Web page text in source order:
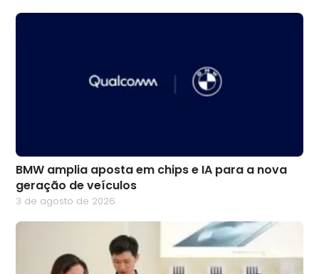
BMW amplia aposta em chips e IA para a nova
geração de veículos
3 de agosto de 2026